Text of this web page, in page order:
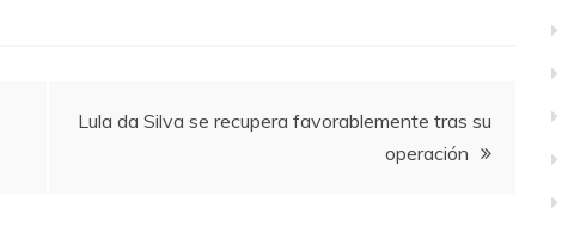
Lula da Silva se recupera favorablemente tras su
operación